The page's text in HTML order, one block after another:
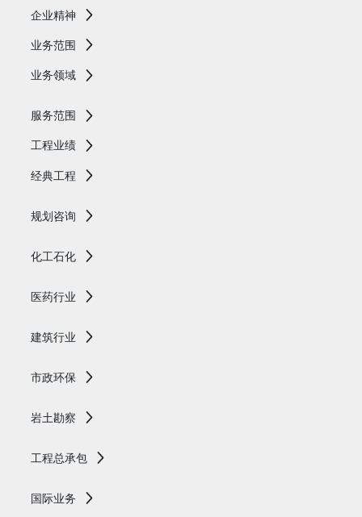
企业精神
业务范围
业务领域
服务范围
工程业绩
经典工程
规划咨询
化工石化
医药行业
建筑行业
市政环保
岩土勘察
工程总承包
国际业务